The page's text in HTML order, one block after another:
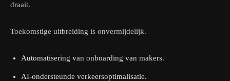
draait.
Toekomstige uitbreiding is onvermijdelijk.
Automatisering van onboarding van makers.
AI-ondersteunde verkeersoptimalisatie.